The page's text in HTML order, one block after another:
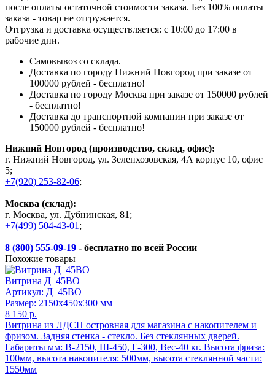
после оплаты остаточной стоимости заказа. Без 100% оплаты
заказа - товар не отгружается.
Отгрузка и доставка осуществляется: с 10:00 до 17:00 в
рабочие дни.
Самовывоз со склада.
Доставка по городу Нижний Новгород при заказе от
100000 рублей - бесплатно!
Доставка по городу Москва при заказе от 150000 рублей
- бесплатно!
Доставка до транспортной компании при заказе от
150000 рублей - бесплатно!
Нижний Новгород (производство, склад, офис):
г. Нижний Новгород, ул. Зеленхозовская, 4А корпус 10, офис
5;
+7(920) 253-82-06;
Москва (склад):
г. Москва, ул. Дубнинская, 81;
+7(499) 504-43-01 ;
8 (800) 555-09-19 - бесплатно по всей России
Похожие товары
Витрина Д_45ВO
Артикул: Д_45ВО
Размер: 2150x450x300 мм
8 150 р.
Витрина из ЛДСП островная для магазина с накопителем и
фризом. Задняя стенка - стекло. Без стеклянных дверей.
Габариты мм: В-2150, Ш-450, Г-300, Вес-40 кг. Высота фриза:
100мм, высота накопителя: 500мм, высота стеклянной части:
1550мм